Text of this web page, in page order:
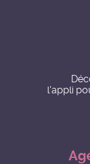
l'appli